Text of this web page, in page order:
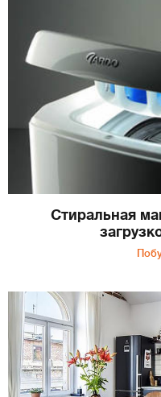
Стиральная